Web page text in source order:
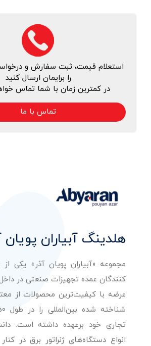
استعلام قیمت، ثبت سفارش و
را برایمان ارسال کنید
در کمترین زمان با شما تماس
تماس با ما
هلدینگ آبیاران پویان
مجموعه «آبیاران پویان آذر» یکی از
کنندگان عمده تجهیزات صنعتی در
عرضه با کیفیت‌ترین محصولات از
تجاری خود برعهده داشته است.
انواع دستگاه‌های ژنراتور برق در